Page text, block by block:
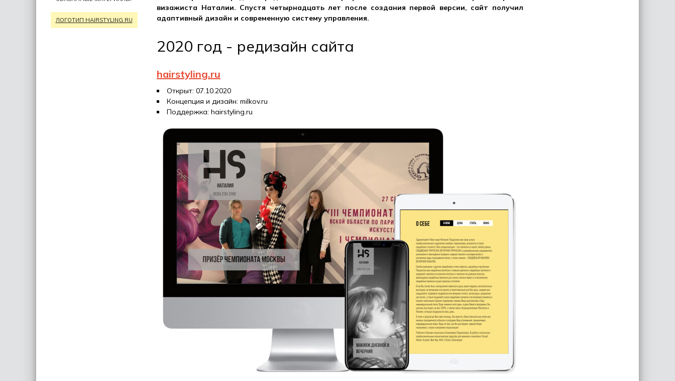
ЛОГОТИП HAIRSTYLING.RU
визажиста Наталии. Спустя четырнадцать лет после создания первой версии, сайт получил
адаптивный дизайн и современную систему управления.
2020 год - редизайн сайта
hairstyling.ru
Открыт: 07.10.2020
Концепция и дизайн: milkov.ru
Поддержка: hairstyling.ru